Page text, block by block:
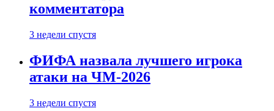
комментатора
3 недели спустя
ФИФА назвала лучшего игрока
атаки на ЧМ-2026
3 недели спустя